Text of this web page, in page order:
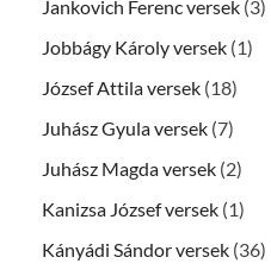
Jankovich Ferenc versek (3)
Jobbágy Károly versek (1)
József Attila versek (18)
Juhász Gyula versek (7)
Juhász Magda versek (2)
Kanizsa József versek (1)
Kányádi Sándor versek (36)